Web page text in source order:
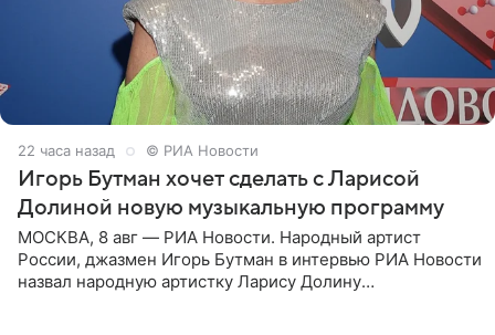
22 часа назад © РИА Новости
Игорь Бутман хочет сделать с Ларисой
Долиной новую музыкальную программу
МОСКВА, 8 авг — РИА Новости. Народный артист
России, джазмен Игорь Бутман в интервью РИА Новости
назвал народную артистку Ларису Долину